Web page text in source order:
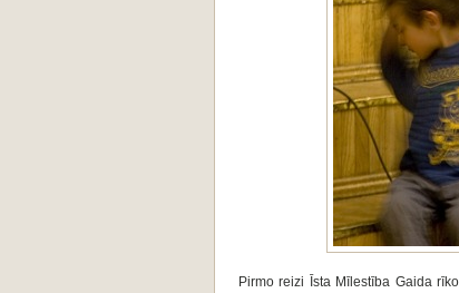
Pirmo reizi Īsta Mīlestība Gaida